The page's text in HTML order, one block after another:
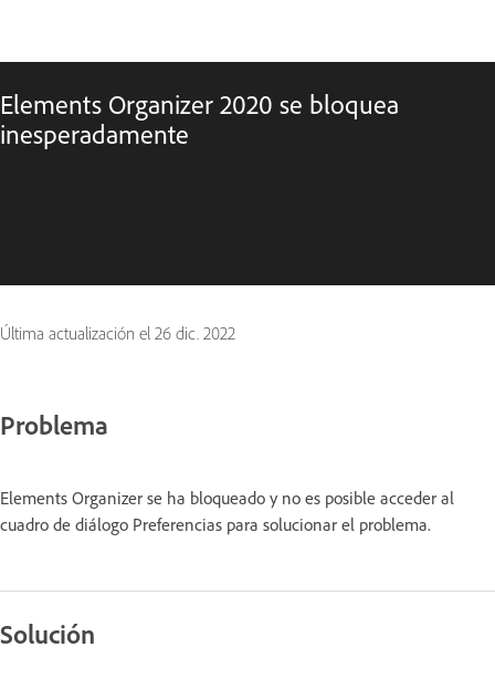
Elements Organizer 2020 se bloquea
inesperadamente
Última actualización el 26 dic. 2022
Problema
Elements Organizer se ha bloqueado y no es posible acceder al
cuadro de diálogo Preferencias para solucionar el problema.
Solución